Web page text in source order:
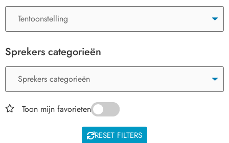
Sprekers categorieën
Toon mijn favorieten
RESET FILTERS